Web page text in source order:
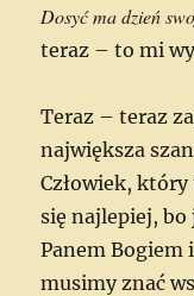
Dosyć ma dzień
teraz – to mi
Teraz – teraz
największa
Człowiek,
się najlepiej, bo
Panem Bogiem
musimy znać